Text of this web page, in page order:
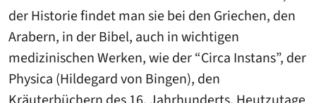
der Historie findet man sie bei den Griechen, den
Arabern, in der Bibel, auch in wichtigen
medizinischen Werken, wie der “Circa Instans”, der
Physica (Hildegard von Bingen), den